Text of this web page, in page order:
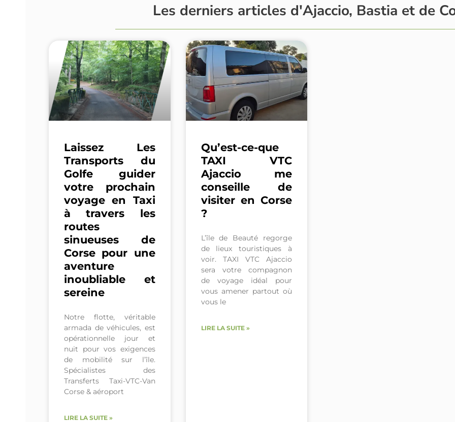
Les derniers articles d'Ajaccio, Bastia et de
Laissez Les
Transports du
Golfe guider
votre prochain
voyage en Taxi
à travers les
routes
sinueuses de
Corse pour une
aventure
inoubliable et
sereine
Notre flotte, véritable
armada de véhicules, est
opérationnelle jour et
nuit pour vos exigences
de mobilité sur l’île.
Spécialistes des
Transferts Taxi-VTC-Van
Corse & aéroport
LIRE LA SUITE »
Qu’est-ce-que
TAXI VTC
Ajaccio me
conseille de
visiter en Corse
?
L’île de Beauté regorge
de lieux touristiques à
voir. TAXI VTC Ajaccio
sera votre compagnon
de voyage idéal pour
vous amener partout où
vous le
LIRE LA SUITE »